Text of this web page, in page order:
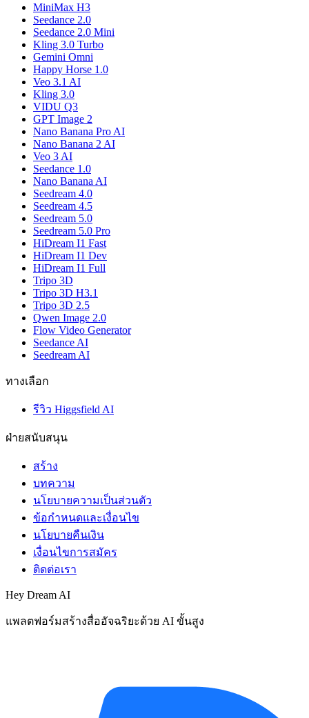
MiniMax H3
Seedance 2.0
Seedance 2.0 Mini
Kling 3.0 Turbo
Gemini Omni
Happy Horse 1.0
Veo 3.1 AI
Kling 3.0
VIDU Q3
GPT Image 2
Nano Banana Pro AI
Nano Banana 2 AI
Veo 3 AI
Seedance 1.0
Nano Banana AI
Seedream 4.0
Seedream 4.5
Seedream 5.0
Seedream 5.0 Pro
HiDream I1 Fast
HiDream I1 Dev
HiDream I1 Full
Tripo 3D
Tripo 3D H3.1
Tripo 3D 2.5
Qwen Image 2.0
Flow Video Generator
Seedance AI
Seedream AI
ทางเลือก
รีวิว Higgsfield AI
ฝ่ายสนับสนุน
สร้าง
บทความ
นโยบายความเป็นส่วนตัว
ข้อกำหนดและเงื่อนไข
นโยบายคืนเงิน
เงื่อนไขการสมัคร
ติดต่อเรา
Hey Dream AI
แพลตฟอร์มสร้างสื่ออัจฉริยะด้วย AI ขั้นสูง